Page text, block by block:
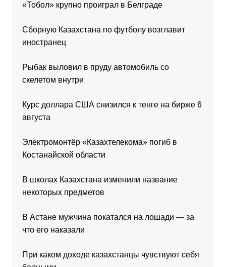
«Тобол» крупно проиграл в Белграде
Сборную Казахстана по футболу возглавит
иностранец
Рыбак выловил в пруду автомобиль со
скелетом внутри
Курс доллара США снизился к тенге на бирже 6
августа
Электромонтёр «Казахтелекома» погиб в
Костанайской области
В школах Казахстана изменили название
некоторых предметов
В Астане мужчина покатался на лошади — за
что его наказали
При каком доходе казахстанцы чувствуют себя